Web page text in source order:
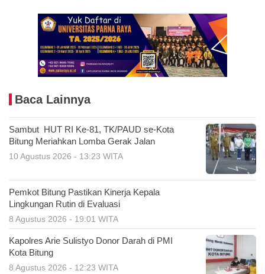
Baca Lainnya
Sambut HUT RI Ke-81, TK/PAUD se-Kota
Bitung Meriahkan Lomba Gerak Jalan
10 Agustus 2026 - 13:23 WITA
Pemkot Bitung Pastikan Kinerja Kepala
Lingkungan Rutin di Evaluasi
8 Agustus 2026 - 19:01 WITA
Kapolres Arie Sulistyo Donor Darah di PMI
Kota Bitung
8 Agustus 2026 - 12:23 WITA